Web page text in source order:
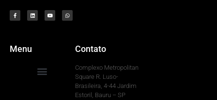
Menu Contato
Complexo Metropolitan
Square R. Luso-
Brasileira, 4-44 Jardim
Estoril, Bauru – SP